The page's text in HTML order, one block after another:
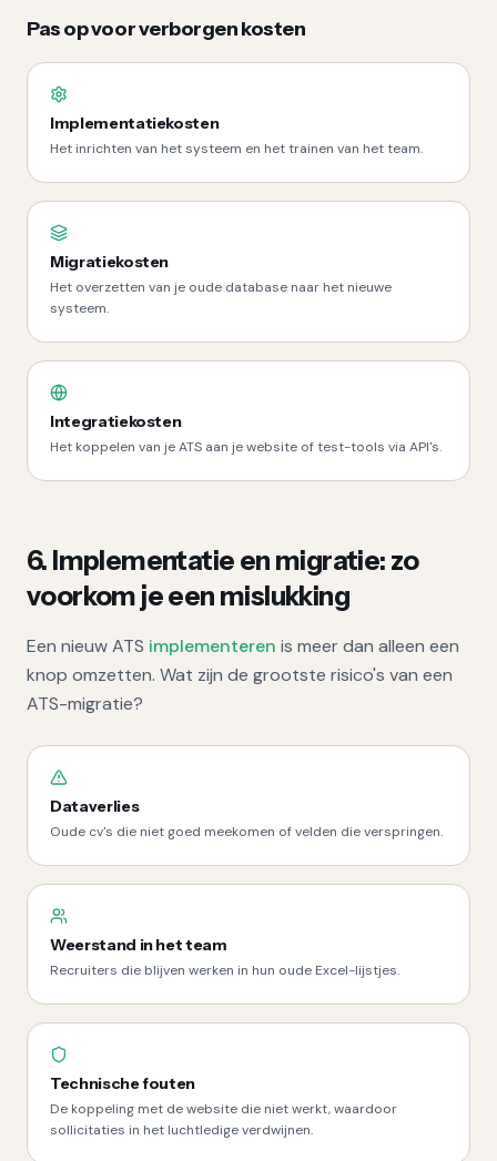
Pas op voor verborgen kosten
Implementatiekosten
Het inrichten van het systeem en het trainen van het team.
Migratiekosten
Het overzetten van je oude database naar het nieuwe
systeem.
Integratiekosten
Het koppelen van je ATS aan je website of test-tools via API's.
6. Implementatie en migratie: zo
voorkom je een mislukking
Een nieuw ATS implementeren is meer dan alleen een
knop omzetten. Wat zijn de grootste risico's van een
ATS-migratie?
Dataverlies
Oude cv's die niet goed meekomen of velden die verspringen.
Weerstand in het team
Recruiters die blijven werken in hun oude Excel-lijstjes.
Technische fouten
De koppeling met de website die niet werkt, waardoor
sollicitaties in het luchtledige verdwijnen.